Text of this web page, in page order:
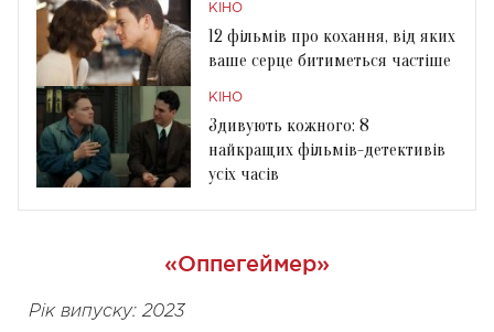
КІНО
12 фільмів про кохання, від яких
ваше серце битиметься частіше
КІНО
Здивують кожного: 8
найкращих фільмів-детективів
усіх часів
«Оппегеймер»
Рік випуску: 2023